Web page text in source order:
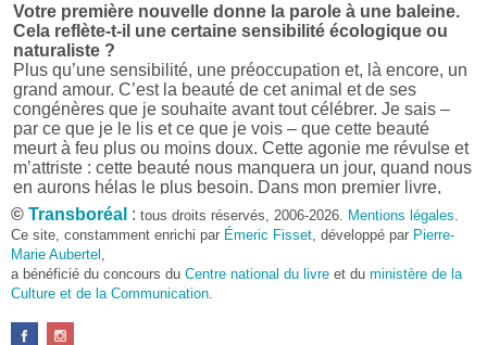
Votre première nouvelle donne la parole à une baleine.
Cela reflète-t-il une certaine sensibilité écologique ou
naturaliste ?
Plus qu’une sensibilité, une préoccupation et, là encore, un
grand amour. C’est la beauté de cet animal et de ses
congénères que je souhaite avant tout célébrer. Je sais –
par ce que je le lis et ce que je vois – que cette beauté
meurt à feu plus ou moins doux. Cette agonie me révulse et
m’attriste : cette beauté nous manquera un jour, quand nous
en aurons hélas le plus besoin. Dans mon premier livre,
j’avais pris goût à me mettre dans la peau d’une bête. Outre
l’intérêt de l’exercice littéraire, il me semble que cela peut
être un bon moyen pour transmettre certains messages.
Pourquoi avoir choisi le format des nouvelles plutôt
qu’un autre ?
D’abord parce que j’aime (décidément!) en lire !
© Transboréal : tous droits réservés, 2006-2026. Mentions légales
Ce site, constamment enrichi par Émeric Fisset , développé par Pierre-
Marie Aubertel
a bénéficié du concours du Centre national du livre et du ministère de la
Culture et de la Communication